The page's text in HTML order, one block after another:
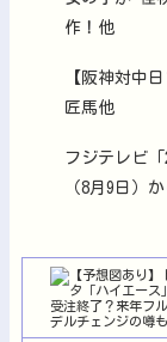
作！他
【阪神対中
匠馬他
フジテレビ「
（8月9日）